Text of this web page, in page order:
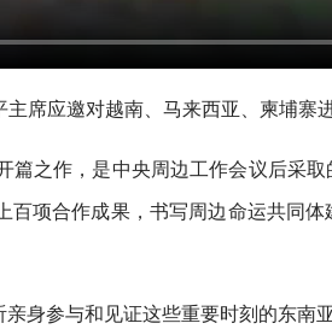
席应邀对越南、马来西亚、柬埔寨
篇之作，是中央周边工作会议后采
百项合作成果，书写周边命运共同
身参与和见证这些重要时刻的东南